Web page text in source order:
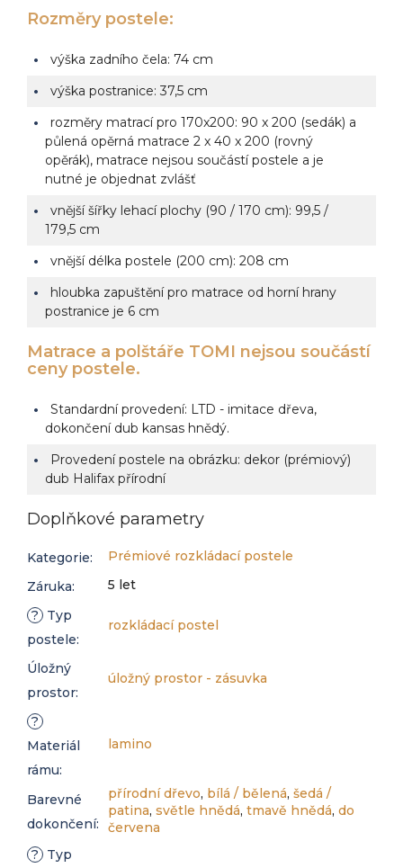
Rozměry postele:
výška zadního čela: 74 cm
výška postranice: 37,5 cm
rozměry matrací pro 170x200: 90 x 200 (sedák) a
půlená opěrná matrace 2 x 40 x 200 (rovný
opěrák), matrace nejsou součástí postele a je
nutné je objednat zvlášť
vnější šířky lehací plochy (90 / 170 cm): 99,5 /
179,5 cm
vnější délka postele (200 cm): 208 cm
hloubka zapuštění pro matrace od horní hrany
postranice je 6 cm
Matrace a polštáře TOMI nejsou součástí
ceny postele.
Standardní provedení: LTD - imitace dřeva,
dokončení dub kansas hnědý.
Provedení postele na obrázku: dekor (prémiový)
dub Halifax přírodní
Doplňkové parametry
Kategorie:
Prémiové rozkládací postele
Záruka:
5 let
?
Typ
postele:
rozkládací postel
Úložný
prostor:
úložný prostor - zásuvka
?
Materiál
rámu:
lamino
Barevné
dokončení:
přírodní dřevo, bílá / bělená, šedá /
patina, světle hnědá, tmavě hnědá, do
červena
?
Typ